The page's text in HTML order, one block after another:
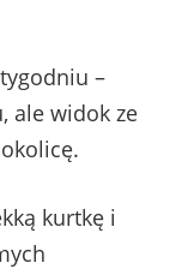
–
ale widok ze
kurtkę i